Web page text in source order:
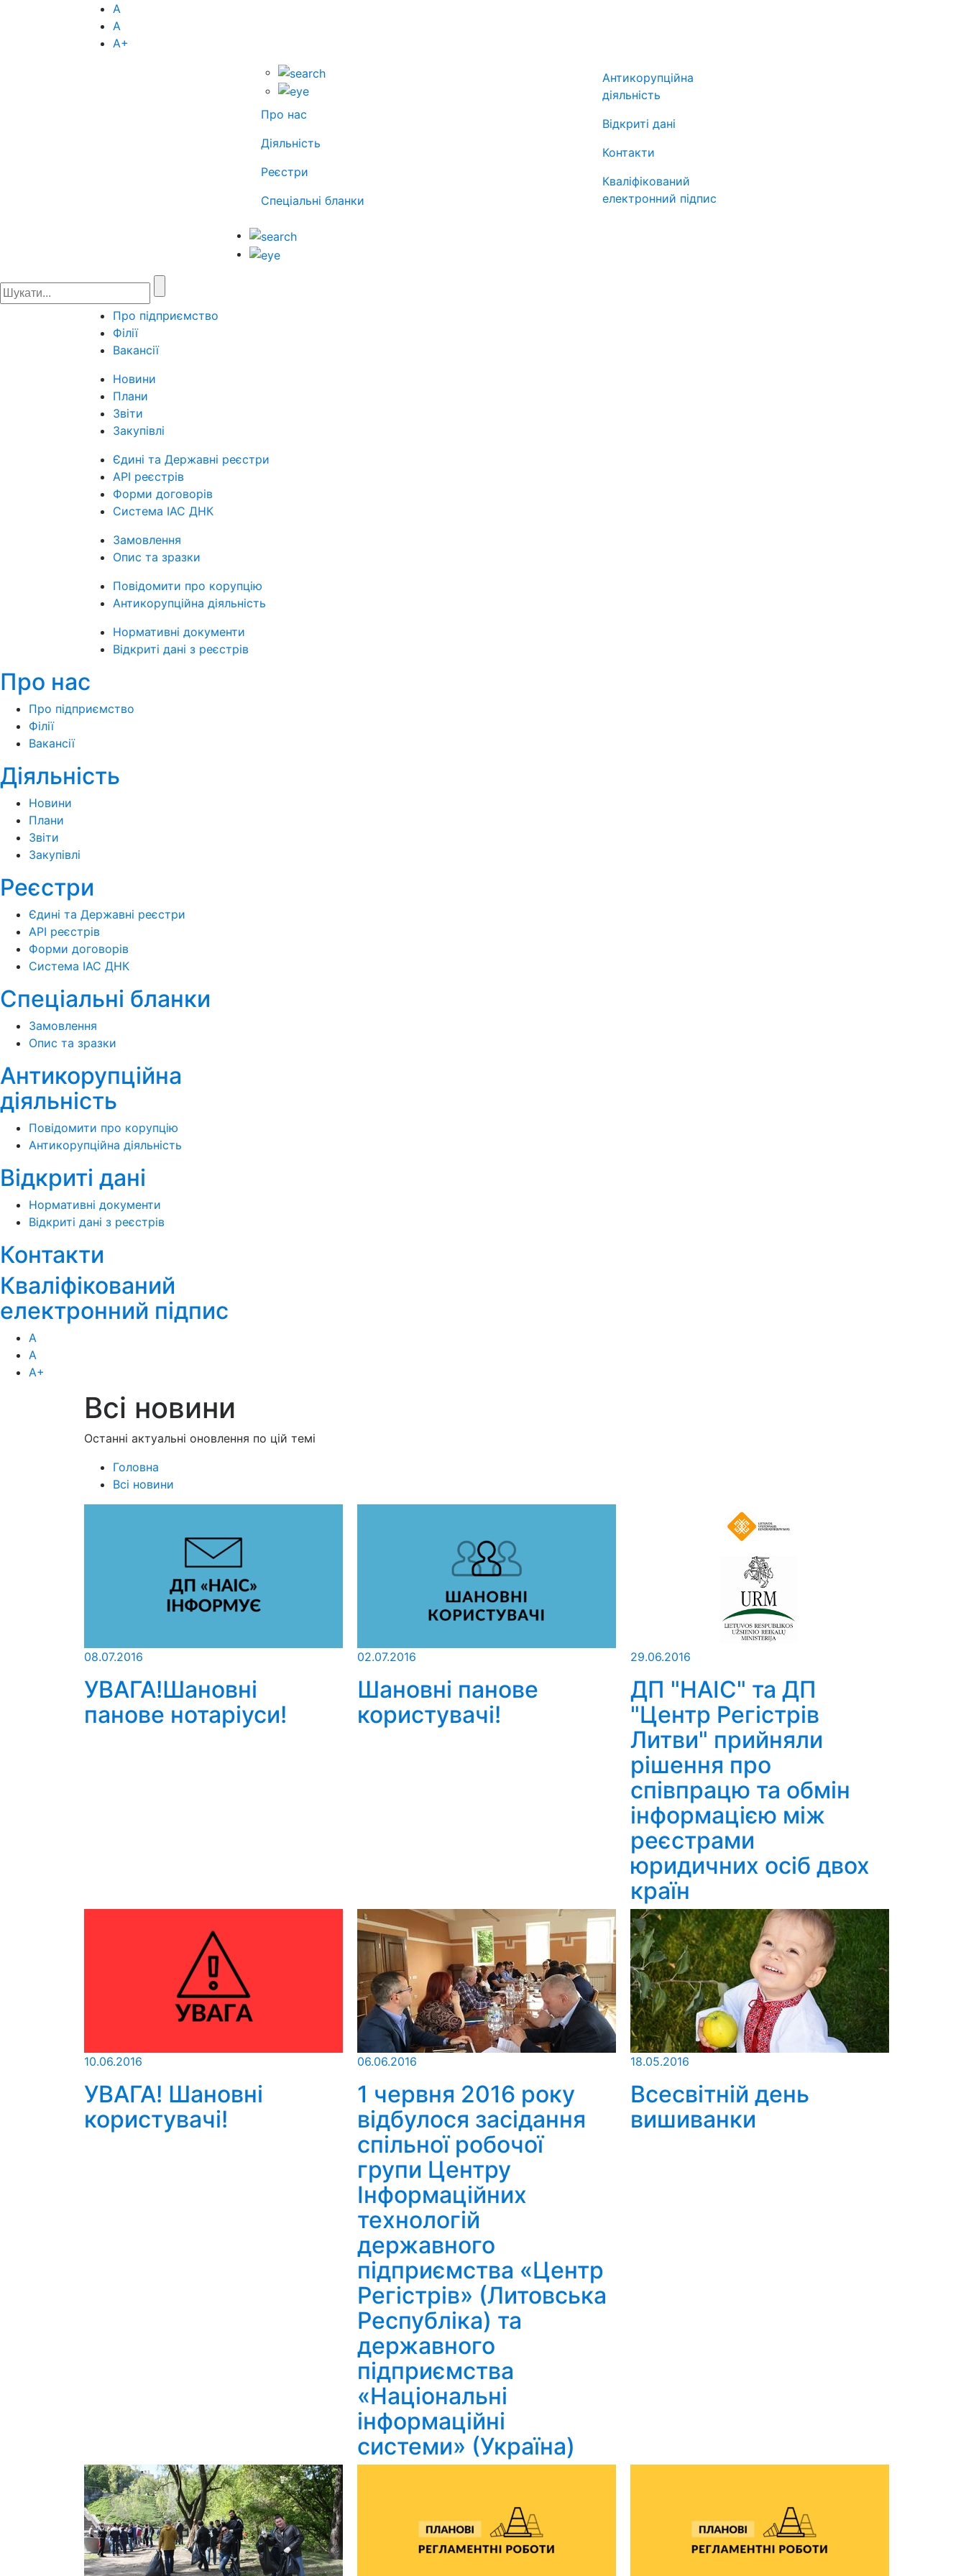
А
А
А+
Про нас
Діяльність
Реєстри
Спеціальні бланки
Антикорупційна
діяльність
Відкриті дані
Контакти
Кваліфікований
електронний підпис
Про підприємство
Філії
Вакансії
Новини
Плани
Звіти
Закупівлі
Єдині та Державні реєстри
API реєстрів
Форми договорів
Система ІАС ДНК
Замовлення
Опис та зразки
Повідомити про корупцію
Антикорупційна діяльність
Нормативні документи
Відкриті дані з реєстрів
Про нас
Про підприємство
Філії
Вакансії
Діяльність
Новини
Плани
Звіти
Закупівлі
Реєстри
Єдині та Державні реєстри
API реєстрів
Форми договорів
Система ІАС ДНК
Спеціальні бланки
Замовлення
Опис та зразки
Антикорупційна
діяльність
Повідомити про корупцію
Антикорупційна діяльність
Відкриті дані
Нормативні документи
Відкриті дані з реєстрів
Контакти
Кваліфікований
електронний підпис
А
А
А+
Всі новини
Останні актуальні оновлення по цій темі
Головна
Всі новини
08.07.2016
УВАГА!Шановні
панове нотаріуси!
02.07.2016
Шановні панове
користувачі!
29.06.2016
ДП "НАІС" та ДП
"Центр Регістрів
Литви" прийняли
рішення про
співпрацю та обмін
інформацією між
реєстрами
юридичних осіб двох
країн
10.06.2016
УВАГА! Шановні
користувачі!
06.06.2016
1 червня 2016 року
відбулося засідання
спільної робочої
групи Центру
Інформаційних
технологій
державного
підприємства «Центр
Регістрів» (Литовська
Республіка) та
державного
підприємства
«Національні
інформаційні
системи» (Україна)
18.05.2016
Всесвітній день
вишиванки